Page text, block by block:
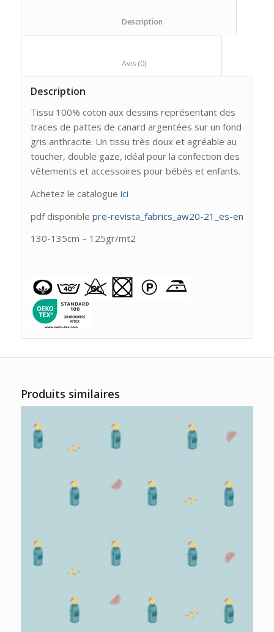
						Avis (0)
Description
Tissu 100% coton aux dessins représentant des
traces de pattes de canard argentées sur un fond
gris anthracite. Un tissu très doux et agréable au
toucher, double gaze, idéal pour la confection des
vêtements et accessoires pour bébés et enfants.
Achetez le catalogue ici
pdf disponible pre-revista_fabrics_aw20-21_es-en
130-135cm – 125gr/mt2
Produits similaires